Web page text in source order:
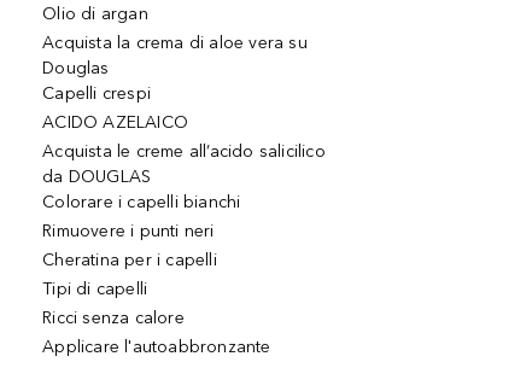
Olio di argan
Acquista la crema di aloe vera su
Douglas
Capelli crespi
ACIDO AZELAICO
Acquista le creme all’acido salicilico
da DOUGLAS
Colorare i capelli bianchi
Rimuovere i punti neri
Cheratina per i capelli
Tipi di capelli
Ricci senza calore
Applicare l'autoabbronzante